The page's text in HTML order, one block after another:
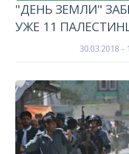
"ДЕНЬ ЗЕМЛИ"
УЖЕ 11
30.03.2018 -